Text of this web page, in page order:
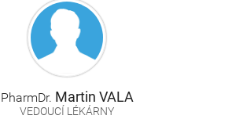
PharmDr. Martin VALA
VEDOUCÍ LÉKÁRNY